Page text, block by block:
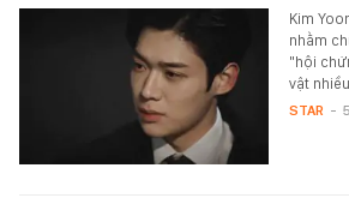
Kim
nhằm
"hội
vật
STAR -